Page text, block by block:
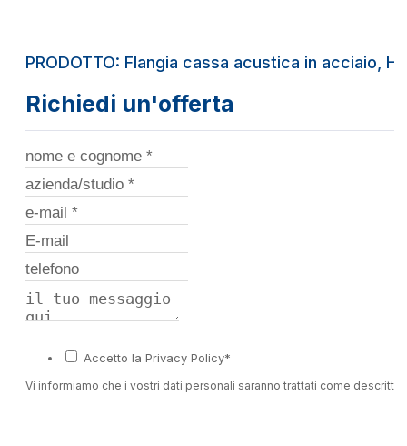
PRODOTTO: Flangia cassa acustica in acciaio,
Richiedi un'offerta
Accetto la Privacy Policy*
Vi informiamo che i vostri dati personali saranno trattati come descritto